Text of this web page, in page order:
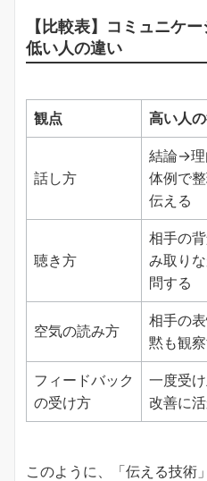
【比較表】コミュニケ
低い人の違い
観点 高い人
話し方
結論→
体例で
伝える
聴き方
相手の背
み取り
問する
空気の読み方
相手の
黙も観
フィードバック
の受け方
一度受け
改善に
このように、「伝える技術